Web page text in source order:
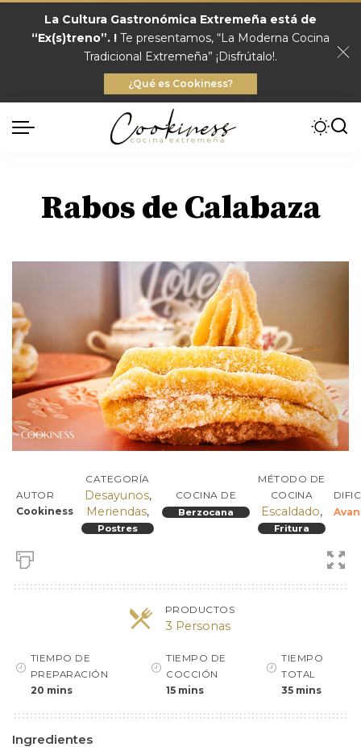
La Cultura Gastronómica Extremeña está de
“Ex(s)treno”. ! Te presentamos, “La Moderna Cocina
Tradicional Extremeña” ¡Disfrútalo!.
¿Qué es Cookiness?
Rabos de Calabaza
AUTOR
Cookiness
CATEGORÍA
Desayunos,
Meriendas,
Postres
COCINA DE
Berzocana
MÉTODO DE
COCINA
Escaldado,
Fritura
PRODUCTOS
3 Personas
TIEMPO DE
PREPARACIÓN
20 mins
TIEMPO DE
COCCIÓN
15 mins
TIEMPO
TOTAL
35 mins
Ingredientes